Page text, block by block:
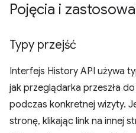
Pojęcia i
Typy przejść
Interfejs History API używa
jak przeglądarka przeszła
podczas konkretnej wizyty.
stronę, klikając link na innej